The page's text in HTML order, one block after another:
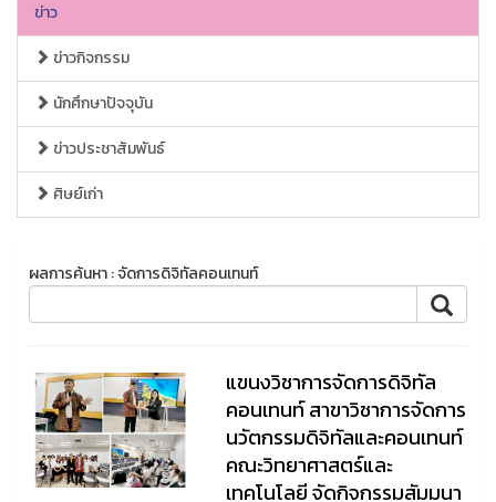
ข่าว
ข่าวกิจกรรม
นักศึกษาปัจจุบัน
ข่าวประชาสัมพันธ์
ศิษย์เก่า
ผลการค้นหา : จัดการดิจิทัลคอนเทนท์
แขนงวิชาการจัดการดิจิทัล
คอนเทนท์ สาขาวิชาการจัดการ
นวัตกรรมดิจิทัลและคอนเทนท์
คณะวิทยาศาสตร์และ
เทคโนโลยี จัดกิจกรรมสัมมนา